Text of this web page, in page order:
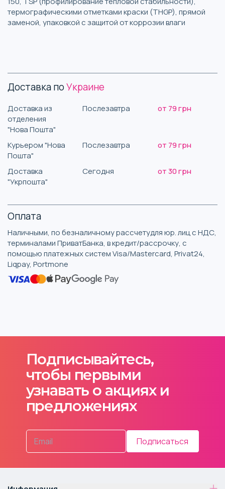
термографическими отметками краски (THGP), прямой
заменой, упаковкой с защитой от коррозии влаги
Доставка поУкраине
Доставка из
отделения
"Нова Пошта"
Послезавтра от 79 грн
Курьером "Нова
Пошта"
Послезавтра от 79 грн
Доставка
"Укрпошта"
Сегодня от 30 грн
Оплата
Наличными, по безналичному рассчетудля юр. лиц с НДС,
терминалами ПриватБанка, в кредит/рассрочку, с
помощью платежных систем Visa/Mastercard, Privat24,
Liqpay, Portmone
Подписывайтесь,
чтобы первыми
узнавать о акциях и
предложениях
Подписаться